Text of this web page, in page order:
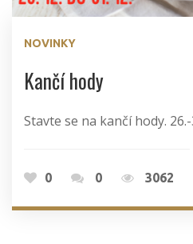
NOVINKY
Kančí hody
Stavte se na kančí hody. 26.-
0 0 3062